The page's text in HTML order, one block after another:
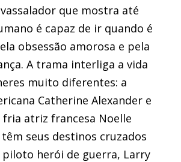
que mostra até
é capaz de ir quando é
obsessão amorosa e pela
A trama interliga a vida
muito diferentes: a
Catherine Alexander e
fria atriz francesa Noelle
têm seus destinos cruzados
herói de guerra, Larry